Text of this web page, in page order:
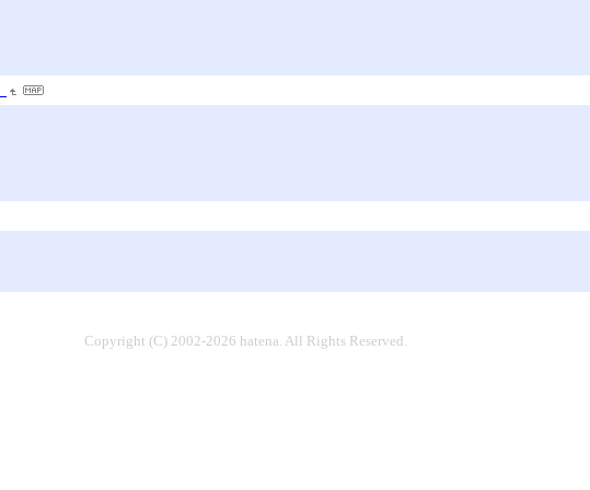
Copyright (C) 2002-2026 hatena. All Rights Reserved.